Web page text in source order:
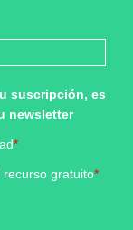
suscripción, es
newsletter
*
recurso gratuito*